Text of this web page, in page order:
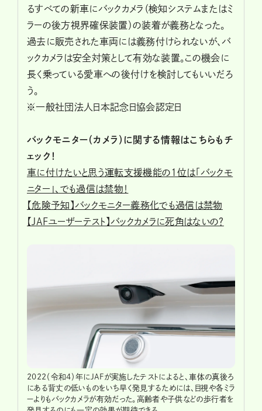
るすべての新車にバックカメラ（検知システムまたはミ
ラーの後方視界確保装置）の装着が義務となった。
過去に販売された車両には義務付けられないが、バ
ックカメラは安全対策として有効な装置。この機会に
長く乗っている愛車への後付けを検討してもいいだろ
う。
※一般社団法人日本記念日協会認定日
バックモニター（カメラ）に関する情報はこちらもチ
ェック！
車に付けたいと思う運転支援機能の1位は「バックモ
ニター」、でも過信は禁物！
【危険予知】バックモニター義務化でも過信は禁物
【JAFユーザーテスト】バックカメラに死角はないの？
2022（令和4）年にJAFが実施したテストによると、車体の真後ろ
にある背丈の低いものをいち早く発見するためには、目視や各ミラ
ーよりもバックカメラが有効だった。高齢者や子供などの歩行者を